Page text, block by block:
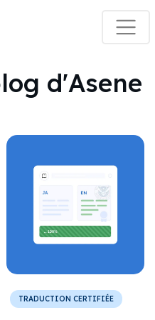
d'Asene
TRADUCTION CERTIFIÉE